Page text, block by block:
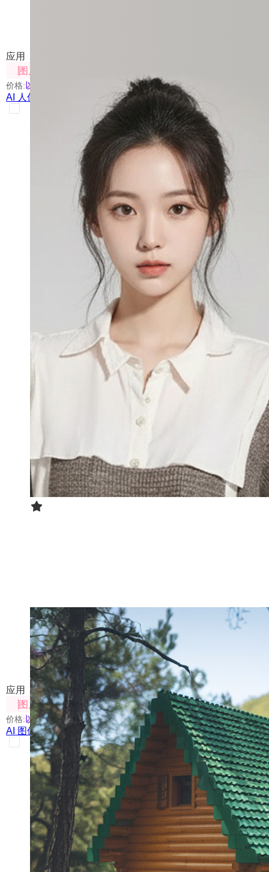
应用
图片处理
价格: 以具体使用的模型为准
AI 人像创意站
AI 图像创意站
探索GPT-Image-1、Flux-Kontext的多种创意玩法
应用
图片处理
价格: 以具体使用的模型为准
AI 图像创意站